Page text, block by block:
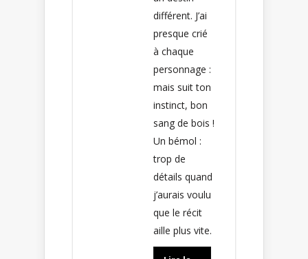
différent. J’ai
presque crié
à chaque
personnage :
mais suit ton
instinct, bon
sang de bois !
Un bémol :
trop de
détails quand
j’aurais voulu
que le récit
aille plus vite.